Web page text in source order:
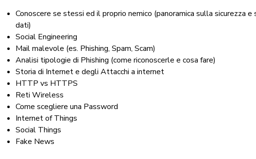
Conoscere se stessi ed il proprio nemico (panoramica sulla sicurezza
dati)
Social Engineering
Mail malevole (es. Phishing, Spam, Scam)
Analisi tipologie di Phishing (come riconoscerle e cosa fare)
Storia di Internet e degli Attacchi a internet
HTTP vs HTTPS
Reti Wireless
Come scegliere una Password
Internet of Things
Social Things
Fake News